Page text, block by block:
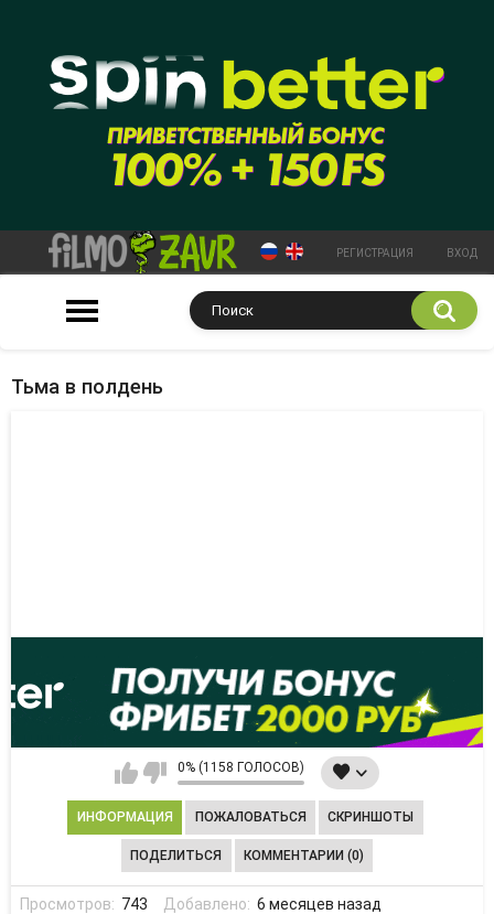
РЕГИСТРАЦИЯ ВХОД
Тьма в полдень
0% (1158 ГОЛОСОВ)
ИНФОРМАЦИЯ ПОЖАЛОВАТЬСЯ СКРИНШОТЫ
ПОДЕЛИТЬСЯ КОММЕНТАРИИ (0)
Просмотров: 743 Добавлено: 6 месяцев назад